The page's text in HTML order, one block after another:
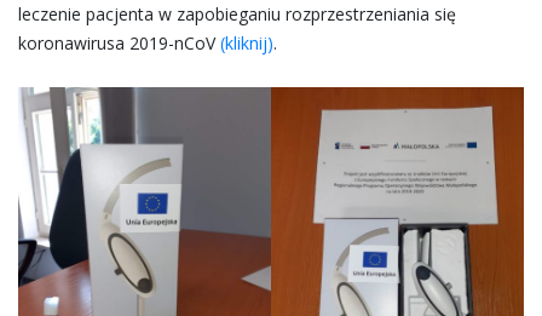
leczenie pacjenta w zapobieganiu rozprzestrzeniania się
koronawirusa 2019-nCoV(kliknij).